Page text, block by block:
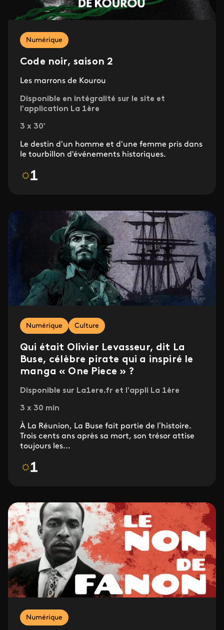
Numérique
Code noir, saison 2
Les marrons de Kourou
Disponible en intégralité sur le site et
l'application La 1ère
3 x 30'
Le destin d'un homme et d'une femme pris dans
le tourbillon d'événements historiques.
Numérique Culture
Qui était Olivier Levasseur, dit La
Buse, célèbre pirate qui a inspiré le
manga « One Piece » ?
Disponible sur La1ere.fr et l'appli La 1ère
3 x 30 min
À La Réunion, La Buse fait partie de l’histoire.
Trois cents ans après sa mort, son trésor attise
toujours les...
Numérique